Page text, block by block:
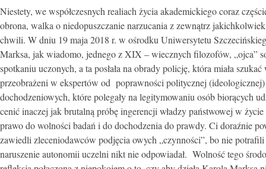
Niestety, we współczesnych realiach życia akademickiego coraz
obrona, walka o niedopuszczanie narzucania z zewnątrz
chwili. W dniu 19 maja 2018 r. w ośrodku Uniwersytetu
Marksa, jak wiadomo, jednego z XIX – wiecznych filozofów, „ojca”
spotkaniu uczonych, a ta posłała na obrady policję, która miała
przeobrażeni w ekspertów od poprawności politycznej
dochodzeniowych, które polegały na legitymowaniu osób biorących
cenić inaczej jak brutalną próbę ingerencji władzy państwowej w
prawo do wolności badań i do dochodzenia do prawdy. Ci doraźnie
zawiedli zleceniodawców podjęcia owych „czynności”, bo nie
naruszenie autonomii uczelni nikt nie odpowiadał. Wolność tego